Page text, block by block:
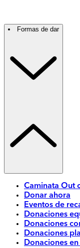
Formas de dar
Caminata Out
Donar ahora
Eventos de
Donaciones
Donaciones
Donaciones
Donaciones